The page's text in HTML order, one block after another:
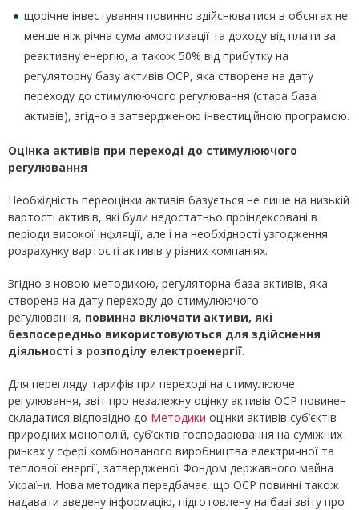
щорічне інвестування повинно здійснюватися в обсягах не
менше ніж річна сума амортизації та доходу від плати за
реактивну енергію, а також 50% від прибутку на
регуляторну базу активів ОСР, яка створена на дату
переходу до стимулюючого регулювання (стара база
активів), згідно з затвердженою інвестиційною програмою.
Оцінка активів при переході до стимулюючого
регулювання
Необхідність переоцінки активів базується не лише на низькій
вартості активів, які були недостатньо проіндексовані в
періоди високої інфляції, але і на необхідності узгодження
розрахунку вартості активів у різних компаніях.
Згідно з новою методикою, регуляторна база активів, яка
створена на дату переходу до стимулюючого
регулювання, повинна включати активи, які
безпосередньо використовуються для здійснення
діяльності з розподілу електроенергії.
Для перегляду тарифів при переході на стимулююче
регулювання, звіт про незалежну оцінку активів ОСР повинен
складатися відповідно до Методики оцінки активів суб’єктів
природних монополій, суб’єктів господарювання на суміжних
ринках у сфері комбінованого виробництва електричної та
теплової енергії, затвердженої Фондом державного майна
України. Нова методика передбачає, що ОСР повинні також
надавати зведену інформацію, підготовлену на базі звіту про